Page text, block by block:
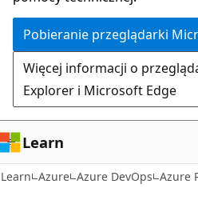
Pobieranie przeglądarki
Więcej informacji o
Explorer i Microsoft Edge
Learn
Learn Azure Azure DevOps Azure